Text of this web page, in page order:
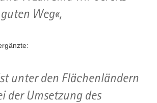
Weg«,
unter den Flächenländern
der Umsetzung des